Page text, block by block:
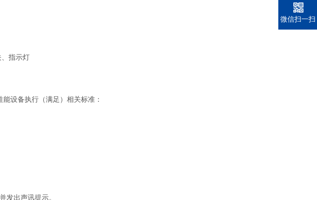
指示灯
设备执行（满足）相关标准：
发出声讯提示。
微信扫一扫